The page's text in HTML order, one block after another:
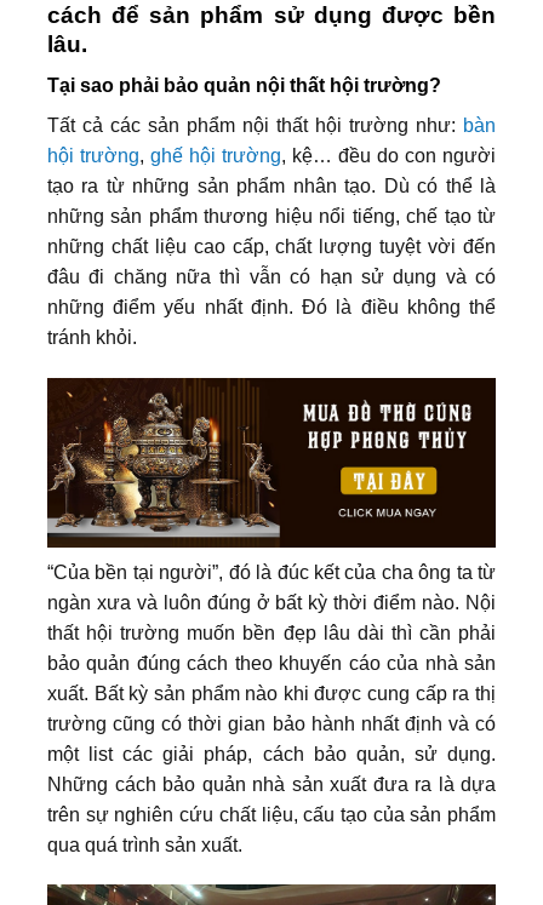
cách để sản phẩm sử dụng được bền
lâu.
Tại sao phải bảo quản nội thất hội trường?
Tất cả các sản phẩm nội thất hội trường như: bàn
hội trường, ghế hội trường, kệ… đều do con người
tạo ra từ những sản phẩm nhân tạo. Dù có thể là
những sản phẩm thương hiệu nổi tiếng, chế tạo từ
những chất liệu cao cấp, chất lượng tuyệt vời đến
đâu đi chăng nữa thì vẫn có hạn sử dụng và có
những điểm yếu nhất định. Đó là điều không thể
tránh khỏi.
“Của bền tại người”, đó là đúc kết của cha ông ta từ
ngàn xưa và luôn đúng ở bất kỳ thời điểm nào. Nội
thất hội trường muốn bền đẹp lâu dài thì cần phải
bảo quản đúng cách theo khuyến cáo của nhà sản
xuất. Bất kỳ sản phẩm nào khi được cung cấp ra thị
trường cũng có thời gian bảo hành nhất định và có
một list các giải pháp, cách bảo quản, sử dụng.
Những cách bảo quản nhà sản xuất đưa ra là dựa
trên sự nghiên cứu chất liệu, cấu tạo của sản phẩm
qua quá trình sản xuất.